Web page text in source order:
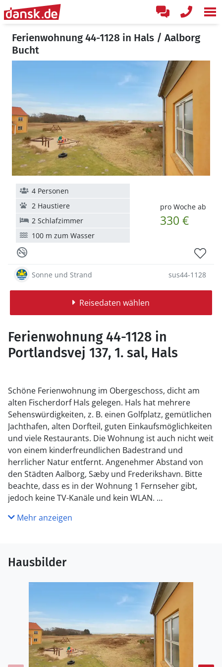
Ferienwohnung 44-1128 in Hals / Aalborg
Bucht
pro Woche ab
330 €
4 Personen
2 Haustiere
2 Schlafzimmer
100 m zum Wasser
Sonne und Strand sus44-1128
Reisedaten wählen
Ferienwohnung 44-1128 in
Portlandsvej 137, 1. sal, Hals
Schöne Ferienwohnung im Obergeschoss, dicht am
alten Fischerdorf Hals gelegen. Hals hat mehrere
Sehenswürdigkeiten, z. B. einen Golfplatz, gemütlichen
Jachthafen, alten Dorfteil, guten Einkaufsmöglichkeiten
und viele Restaurants. Die Wohnung ist auch nicht weit
von einem kinderfreundlichen Badestrand und
herrlicher Natur entfernt. Angenehmer Abstand von
den Städten Aalborg, Sæby und Frederikshavn. Bitte
beachte, dass es in der Wohnung 1 Fernseher gibt,
jedoch keine TV-Kanäle und kein WLAN.
Küche
WC und Bad
Es gibt 1 Badezimmer mit Duschnische und 1 Toilette..
Fußbodenheizung in 1 Badezimmer.
Draußen
. Die Entfernung zum Meer beträgt 100 m. Die nächste
Einkaufsmöglichkeit liegt 3700 m entfernt.Balkon im
Obergeschoss. Parkplatz auf dem Grundstück.
Mehr anzeigen
Hausbilder